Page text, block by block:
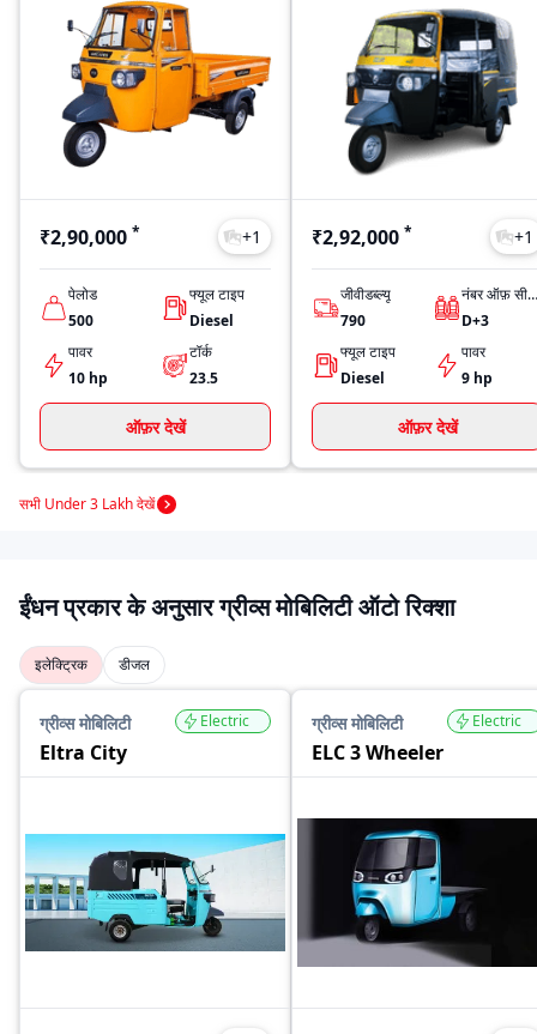
₹2,90,000 * +1
पेलोड
500
फ्यूल टाइप
Diesel
पावर
10 hp
टॉर्क
23.5
ऑफ़र देखें
₹2,92,000 * +1
जीवीडब्ल्यू
790
नंबर ऑफ़ सीट्स
D+3
फ्यूल टाइप
Diesel
पावर
9 hp
ऑफ़र देखें
सभी Under 3 Lakh देखें
ईंधन प्रकार के अनुसार ग्रीव्स मोबिलिटी ऑटो रिक्शा
इलेक्ट्रिक डीजल
ग्रीव्स मोबिलिटी
Eltra City
Electric ग्रीव्स मोबिलिटी
ELC 3 Wheeler
Electric